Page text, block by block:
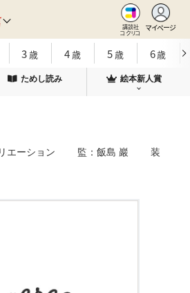
講談社
コクリコ
マイページ
3歳 4歳 5歳 6歳
ためし読み 絵本新人賞
リエーション 監：飯島 巖 装